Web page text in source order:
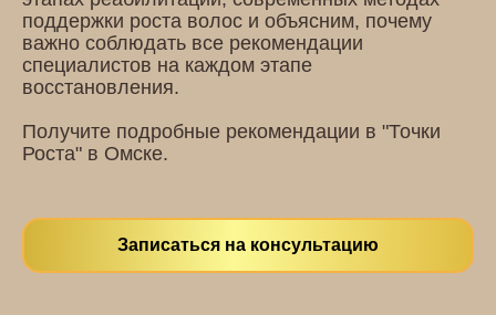
поддержки роста волос и объясним, почему
важно соблюдать все рекомендации
специалистов на каждом этапе
восстановления.
Получите подробные рекомендации в "Точки
Роста" в Омске.
Записаться на консультацию